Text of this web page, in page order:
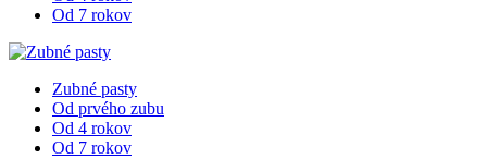
Od 7 rokov
Zubné pasty
Od prvého zubu
Od 4 rokov
Od 7 rokov